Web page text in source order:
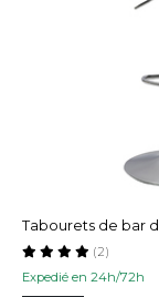
Tabourets de bar
Expedié en 24h/72h
(2)